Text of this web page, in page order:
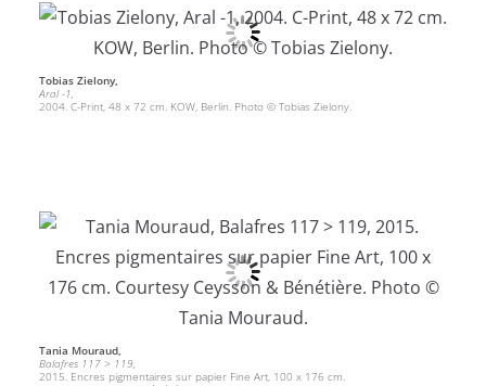
Tobias Zielony,
Aral -1,
2004. C-Print, 48 x 72 cm. KOW, Berlin. Photo © Tobias Zielony.
Tania Mouraud,
Balafres 117 > 119,
2015. Encres pigmentaires sur papier Fine Art, 100 x 176 cm.